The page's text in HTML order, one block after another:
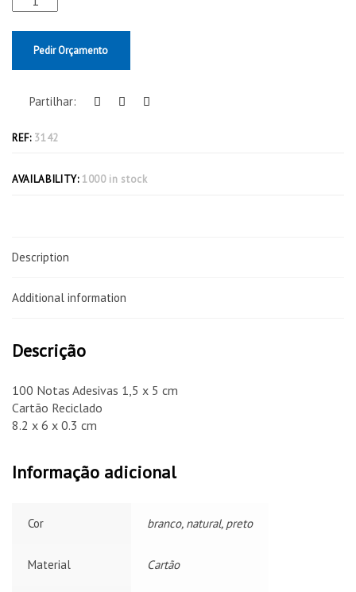
Pedir Orçamento
Partilhar:
REF: 3142
AVAILABILITY: 1000 in stock
Description
Additional information
Descrição
100 Notas Adesivas 1,5 x 5 cm
Cartão Reciclado
8.2 x 6 x 0.3 cm
Informação adicional
Cor branco, natural, preto
Material Cartão